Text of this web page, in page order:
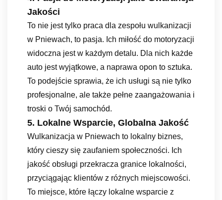
Jakości
To nie jest tylko praca dla zespołu wulkanizacji
w Pniewach, to pasja. Ich miłość do motoryzacji
widoczna jest w każdym detalu. Dla nich każde
auto jest wyjątkowe, a naprawa opon to sztuka.
To podejście sprawia, że ich usługi są nie tylko
profesjonalne, ale także pełne zaangażowania i
troski o Twój samochód.
5. Lokalne Wsparcie, Globalna Jakość
Wulkanizacja w Pniewach to lokalny biznes,
który cieszy się zaufaniem społeczności. Ich
jakość obsługi przekracza granice lokalności,
przyciągając klientów z różnych miejscowości.
To miejsce, które łączy lokalne wsparcie z